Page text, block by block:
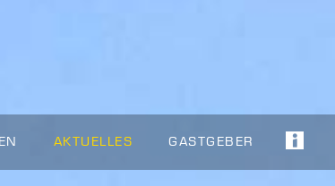
AKTUELLES GASTGEBER